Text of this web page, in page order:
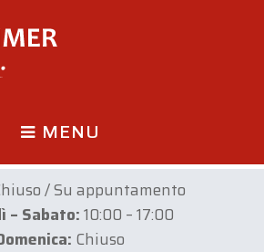
MENU
/ Su appuntamento
– Sabato:10:00 – 17:00
Chiuso